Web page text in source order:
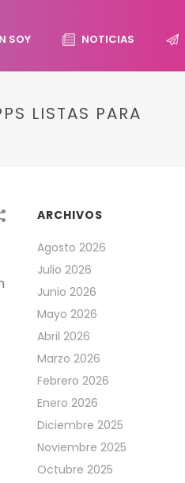
SOY NOTICIAS
LISTAS PARA
ARCHIVOS
Agosto 2026
Julio 2026
Junio 2026
Mayo 2026
Abril 2026
Marzo 2026
Febrero 2026
Enero 2026
Diciembre 2025
Noviembre 2025
Octubre 2025